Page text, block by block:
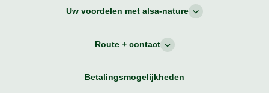
Uw voordelen met alsa-nature
Route + contact
Betalingsmogelijkheden